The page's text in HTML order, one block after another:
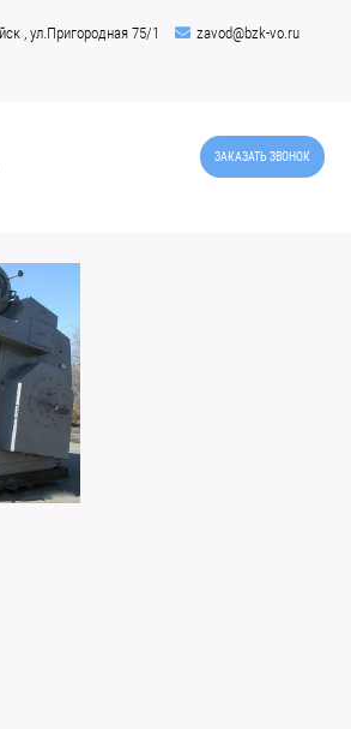
, ул.Пригородная 75/1
zavod@bzk-vo.ru
ЗАКАЗАТЬ ЗВОНОК